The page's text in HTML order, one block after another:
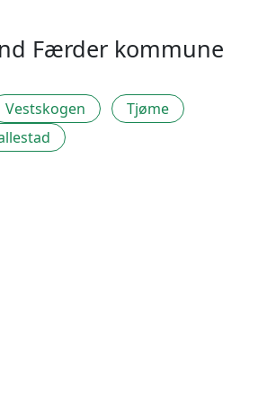
Færder kommune
Vestskogen
Tjøme